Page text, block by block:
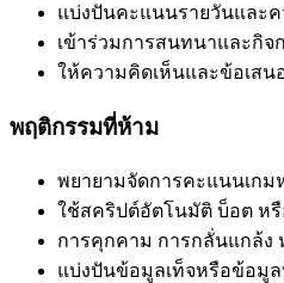
แบ่งปันคะแนนรายวันและค
เข้าร่วมการสนทนาและกิ
ให้ความคิดเห็นและข้อเส
พฤติกรรมที่ห้าม
พยายามจัดการคะแนนเก
ใช้สคริปต์อัตโนมัติ บ็อต หรื
การคุกคาม การกลั่นแกล้ง
แบ่งปันข้อมูลเท็จหรือข้อมู